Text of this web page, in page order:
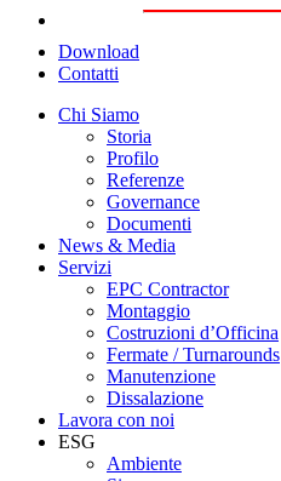
Download
Contatti
Chi Siamo
Storia
Profilo
Referenze
Governance
Documenti
News & Media
Servizi
EPC Contractor
Montaggio
Costruzioni d’Officina
Fermate / Turnarounds
Manutenzione
Dissalazione
Lavora con noi
ESG
Ambiente